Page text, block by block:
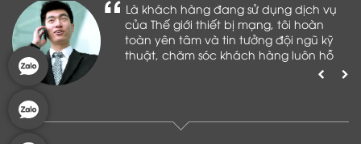
Là khách hàng đang sử dụng dịch vụ
của Thế giới thiết bị mạng, tôi hoàn
toàn yên tâm và tin tưởng đội ngũ kỹ
thuật, chăm sóc khách hàng luôn hỗ